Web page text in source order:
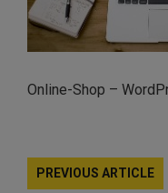
Online-Shop –
PREVIOUS ARTICLE